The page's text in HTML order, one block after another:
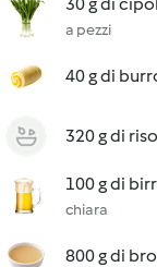
a pezzi
40 g di
320 g di
100 g di
chiara
800 g di